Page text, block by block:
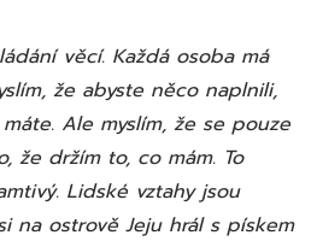
věcí. Každá osoba má
že abyste něco naplnili,
Ale myslím, že se pouze
že držím to, co mám. To
Lidské vztahy jsou
na ostrově Jeju hrál s pískem